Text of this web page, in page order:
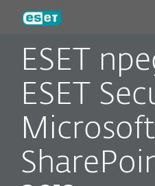
ESET
ESET
Microsoft
ESET